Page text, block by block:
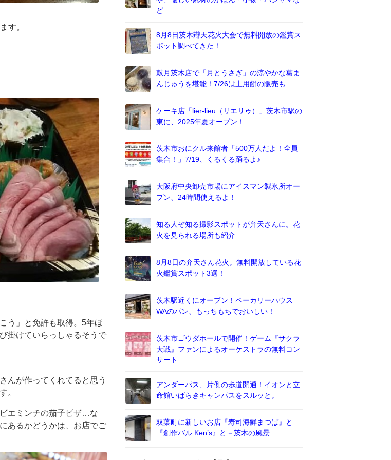
す。
う」と免許も取得。5年ほ
掛けていらっしゃるそうで
んが作ってくれてると思う
。
エミンチの茄子ピザ…な
あるかどうかは、お店でご
ど
8月8日茨木辯天花火大会で無料開放の鑑賞ス
ポット調べてきた！
鼓月茨木店で「月とうさぎ」の涼やかな葛ま
んじゅうを堪能！7/26は土用餅の販売も
ケーキ店「lier-lieu（リエリゥ）」茨木市駅の
東に、2025年夏オープン！
茨木市おにクル来館者「500万人だよ！全員
集合！」7/19、くるくる踊るよ♪
大阪府中央卸売市場にアイスマン製氷所オー
プン、24時間使えるよ！
知る人ぞ知る撮影スポットが弁天さんに。花
火を見られる場所も紹介
8月8日の弁天さん花火。無料開放している花
火鑑賞スポット3選！
茨木駅近くにオープン！ベーカリーハウス
WAのパン、もっちもちでおいしい！
茨木市ゴウダホールで開催！ゲーム『サクラ
大戦』ファンによるオーケストラの無料コン
サート
アンダーパス、片側の歩道開通！イオンと立
命館いばらきキャンパスをスルッと。
双葉町に新しいお店『寿司海鮮まつば』と
『創作バル Ken’s』と－茨木の風景